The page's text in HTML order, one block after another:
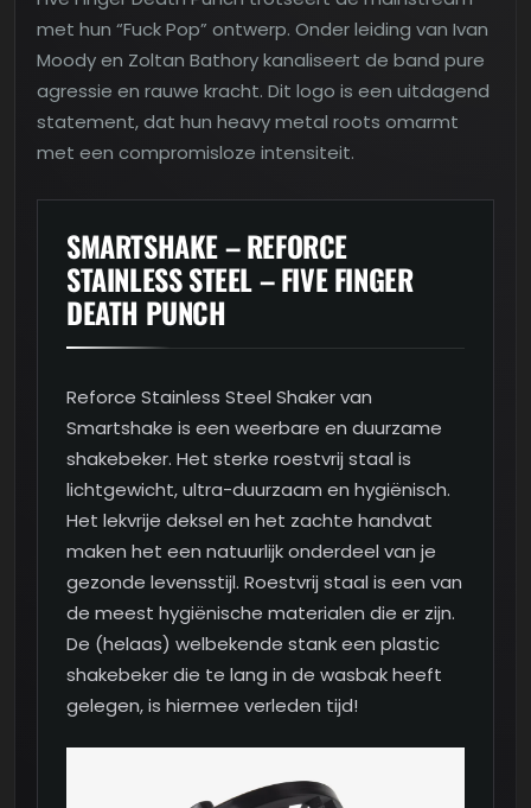
met hun “Fuck Pop” ontwerp. Onder leiding van Ivan
Moody en Zoltan Bathory kanaliseert de band pure
agressie en rauwe kracht. Dit logo is een uitdagend
statement, dat hun heavy metal roots omarmt
met een compromisloze intensiteit.
SMARTSHAKE – REFORCE
STAINLESS STEEL – FIVE FINGER
DEATH PUNCH
Reforce Stainless Steel Shaker van
Smartshake is een weerbare en duurzame
shakebeker. Het sterke roestvrij staal is
lichtgewicht, ultra-duurzaam en hygiënisch.
Het lekvrije deksel en het zachte handvat
maken het een natuurlijk onderdeel van je
gezonde levensstijl. Roestvrij staal is een van
de meest hygiënische materialen die er zijn.
De (helaas) welbekende stank een plastic
shakebeker die te lang in de wasbak heeft
gelegen, is hiermee verleden tijd!